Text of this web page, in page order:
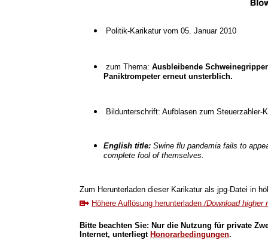
Politik-Karikatur vom 05. Januar 2010
zum Thema: Ausbleibende
Paniktrompeter erneut unsterblich.
Bildunterschrift: Aufblasen zum Steuerzahler-
English title: Swine flu pandemia fails to
complete fool of themselves.
Zum Herunterladen dieser Karikatur als jpg-Datei in
Höhere Auflösung herunterladen/Download higher
Bitte beachten Sie: Nur die Nutzung für private
Internet, unterliegt Honorarbedingungen.